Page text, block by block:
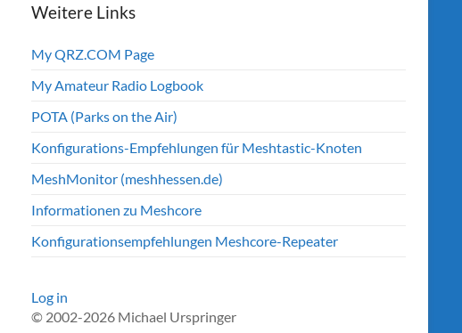
Weitere Links
My QRZ.COM Page
My Amateur Radio Logbook
POTA (Parks on the Air)
Konfigurations-Empfehlungen für Meshtastic-Knoten
MeshMonitor (meshhessen.de)
Informationen zu Meshcore
Konfigurationsempfehlungen Meshcore-Repeater
Log in
© 2002-2026 Michael Urspringer